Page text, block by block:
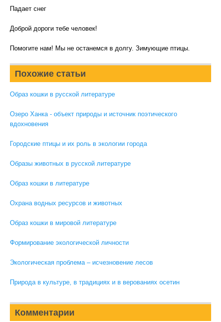
Падает снег
Доброй дороги тебе человек!
Помогите нам! Мы не останемся в долгу. Зимующие птицы.
Похожие статьи
Образ кошки в русской литературе
Озеро Ханка - объект природы и источник поэтического
вдохновения
Городские птицы и их роль в экологии города
Образы животных в русской литературе
Образ кошки в литературе
Охрана водных ресурсов и животных
Образ кошки в мировой литературе
Формирование экологической личности
Экологическая проблема – исчезновение лесов
Природа в культуре, в традициях и в верованиях осетин
Комментарии